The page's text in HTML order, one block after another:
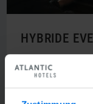
HYBRIDE
Sie möchten ein
richtig.